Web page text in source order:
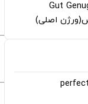
اصلی)